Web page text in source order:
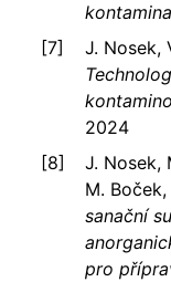
J. Nosek,
2024
J. Nosek,
M.
sanační
pro